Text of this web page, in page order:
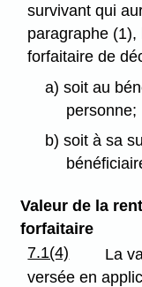
survivant qui
paragraphe
forfaitaire de
a) soit au
personne;
b) soit à sa
Valeur de la
forfaitaire
7.1(4)
La
versée en